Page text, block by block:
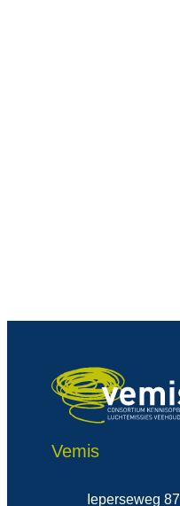
VEMIS
Vemis
AdresIeperseweg 87